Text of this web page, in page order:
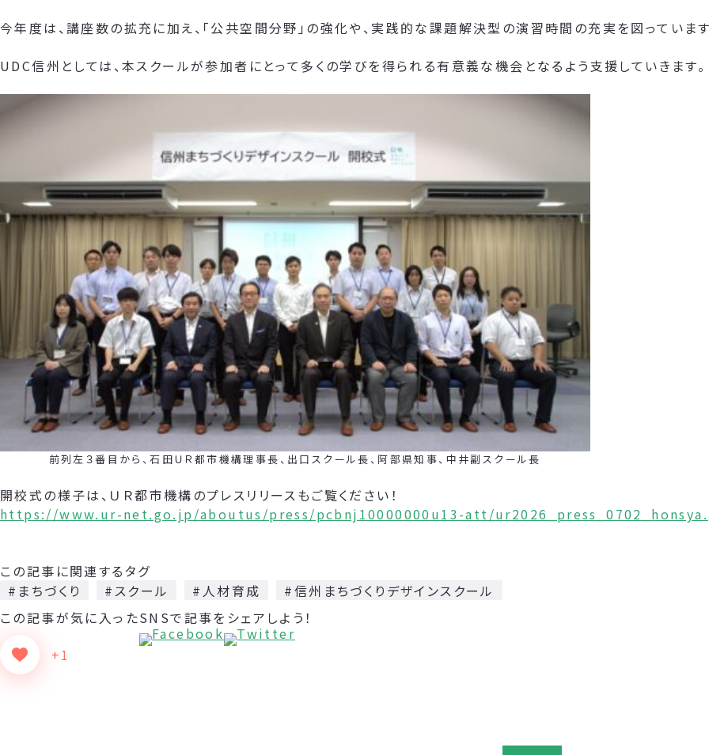
今年度は、講座数の拡充に加え、「公共空間分野」の強化や、実践的な課題解決型の演習時間の充実を図っています
UDC信州としては、本スクールが参加者にとって多くの学びを得られる有意義な機会となるよう支援していきます。
前列左３番目から、石田ＵＲ都市機構理事長、出口スクール長、阿部県知事、中井副スクール長
開校式の様子は、ＵＲ都市機構のプレスリリースもご覧ください！
https://www.ur-net.go.jp/aboutus/press/pcbnj10000000u13-att/
この記事に関連するタグ
#まちづくり
#スクール #人材育成
#信州まちづくりデザインスクール
この記事が気に入った
+1
SNSで記事をシェアしよう！